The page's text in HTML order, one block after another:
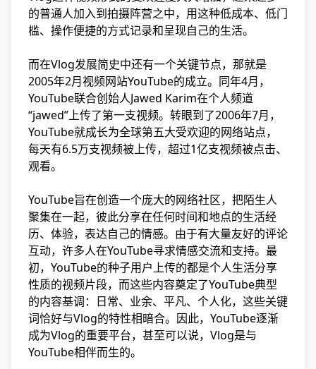
的普通人加入到拍摄阵营之中，用这种低成本、低门
槛、操作便捷的方式记录和呈现自己的生活。
而在Vlog发展简史中还有一个关键节点，那就是
2005年2月视频网站YouTube的成立。同年4月，
YouTube联合创始人Jawed Karim在个人频道
“jawed”上传了第一支视频。转眼到了2006年7月，
YouTube就成长为全球第五大受欢迎的网络站点，
每天有6.5万支视频被上传，超过1亿支视频被点击、
观看。
YouTube旨在创造一个庞大的网络社区，把陌生人
聚集在一起，彼此分享在任何时间和地点的生活经
历、体验，表达自己的情感。由于有大量友好的评论
互动，许多人在YouTube寻求情感交流和支持。最
初，YouTube的种子用户上传的都是个人生活分享
性质的视频片段，而这些内容奠定了YouTube典型
的内容基调：日常、业余、平凡、个人化，这些关键
词恰好与Vlog的特性相暗合。因此，YouTube逐渐
成为Vlog的重要平台，甚至可以说，Vlog是与
YouTube相伴而生的。